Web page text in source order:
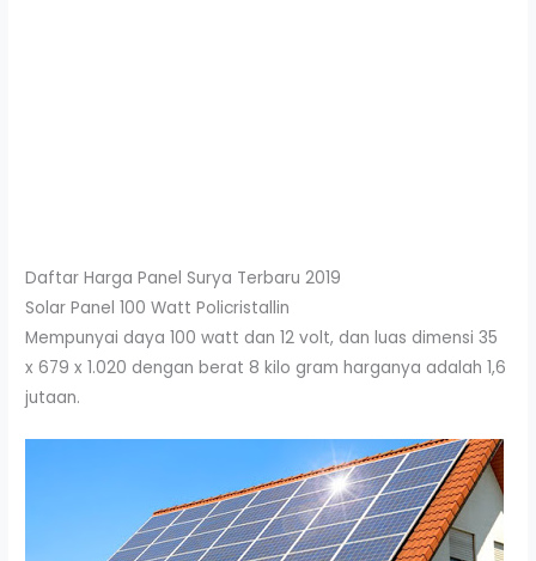
Daftar Harga Panel Surya Terbaru 2019
Solar Panel 100 Watt Policristallin
Mempunyai daya 100 watt dan 12 volt, dan luas dimensi 35
x 679 x 1.020 dengan berat 8 kilo gram harganya adalah 1,6
jutaan.